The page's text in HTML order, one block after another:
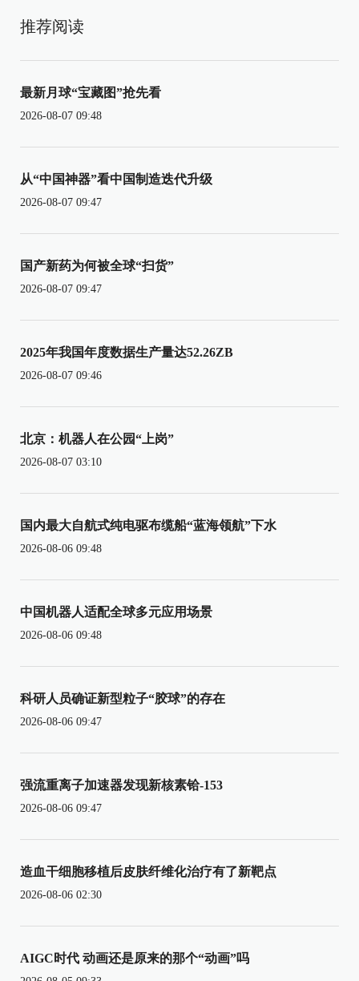
推荐阅读
最新月球“宝藏图”抢先看
2026-08-07 09:48
从“中国神器”看中国制造迭代升级
2026-08-07 09:47
国产新药为何被全球“扫货”
2026-08-07 09:47
2025年我国年度数据生产量达52.26ZB
2026-08-07 09:46
北京：机器人在公园“上岗”
2026-08-07 03:10
国内最大自航式纯电驱布缆船“蓝海领航”下水
2026-08-06 09:48
中国机器人适配全球多元应用场景
2026-08-06 09:48
科研人员确证新型粒子“胶球”的存在
2026-08-06 09:47
强流重离子加速器发现新核素铪-153
2026-08-06 09:47
造血干细胞移植后皮肤纤维化治疗有了新靶点
2026-08-06 02:30
AIGC时代 动画还是原来的那个“动画”吗